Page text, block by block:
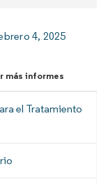
4, 2025
más informes
el Tratamiento